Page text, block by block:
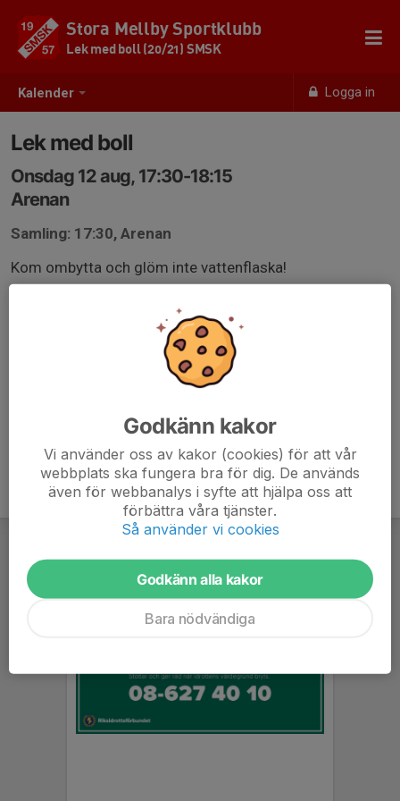
Kalender Logga in
Stora Mellby Sportklubb
Lek med boll (20/21) SMSK
Lek med boll
Onsdag 12 aug, 17:30-18:15
Arenan
Samling: 17:30, Arenan
Kom ombytta och glöm inte vattenflaska!
Anmälan är öppen för lagets medlemmar.
Godkänn kakor
Vi använder oss av kakor (cookies) för att vår
webbplats ska fungera bra för dig. De används
även för webbanalys i syfte att hjälpa oss att
förbättra våra tjänster.
Så använder vi cookies
Godkänn alla kakor
Bara nödvändiga